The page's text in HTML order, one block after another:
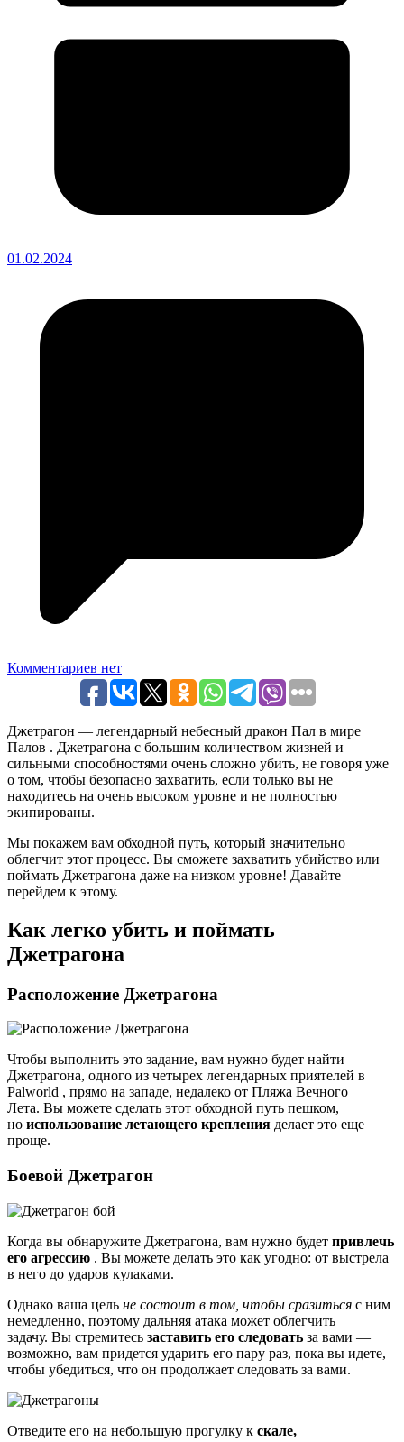
01.02.2024
Комментариев нет
Джетрагон — легендарный небесный дракон Пал в мире
Палов . Джетрагона с большим количеством жизней и
сильными способностями очень сложно убить, не говоря уже
о том, чтобы безопасно захватить, если только вы не
находитесь на очень высоком уровне и не полностью
экипированы.
Мы покажем вам обходной путь, который значительно
облегчит этот процесс. Вы сможете захватить убийство или
поймать Джетрагона даже на низком уровне! Давайте
перейдем к этому.
Как легко убить и поймать
Джетрагона
Расположение Джетрагона
Чтобы выполнить это задание, вам нужно будет найти
Джетрагона, одного из четырех легендарных приятелей в
Palworld , прямо на западе, недалеко от Пляжа Вечного
Лета. Вы можете сделать этот обходной путь пешком,
но использование летающего крепления делает это еще
проще.
Боевой Джетрагон
Когда вы обнаружите Джетрагона, вам нужно будет привлечь
его агрессию . Вы можете делать это как угодно: от выстрела
в него до ударов кулаками.
Однако ваша цель не состоит в том, чтобы сразиться с ним
немедленно, поэтому дальняя атака может облегчить
задачу. Вы стремитесь заставить его следовать за вами —
возможно, вам придется ударить его пару раз, пока вы идете,
чтобы убедиться, что он продолжает следовать за вами.
Отведите его на небольшую прогулку к скале,